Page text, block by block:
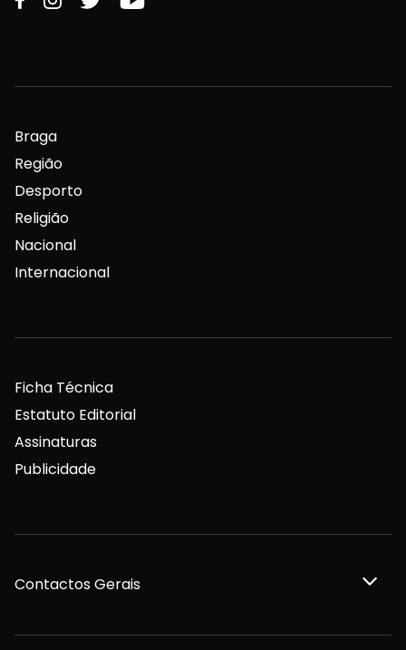
Braga
Região
Desporto
Religião
Nacional
Internacional
Ficha Técnica
Estatuto Editorial
Assinaturas
Publicidade
Contactos Gerais